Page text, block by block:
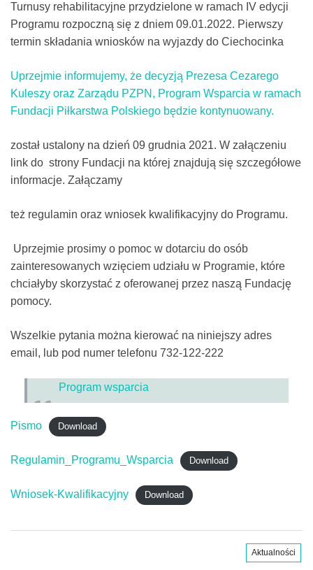
Turnusy rehabilitacyjne przydzielone w ramach IV edycji
Programu rozpoczną się z dniem 09.01.2022. Pierwszy
termin składania wniosków na wyjazdy do Ciechocinka
Uprzejmie informujemy, że decyzją Prezesa Cezarego
Kuleszy oraz Zarządu PZPN, Program Wsparcia w ramach
Fundacji Piłkarstwa Polskiego będzie kontynuowany.
został ustalony na dzień 09 grudnia 2021. W załączeniu
link do strony Fundacji na której znajdują się szczegółowe
informacje. Załączamy
też regulamin oraz wniosek kwalifikacyjny do Programu.
Uprzejmie prosimy o pomoc w dotarciu do osób
zainteresowanych wzięciem udziału w Programie, które
chciałyby skorzystać z oferowanej przez naszą Fundację
pomocy.
Wszelkie pytania można kierować na niniejszy adres
email, lub pod numer telefonu 732-122-222
Program wsparcia
Pismo Download
Regulamin_Programu_Wsparcia Download
Wniosek-Kwalifikacyjny Download
Aktualności